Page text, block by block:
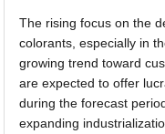
The rising focus on the
colorants, especially in
growing trend toward
are expected to offer
during the forecast
expanding